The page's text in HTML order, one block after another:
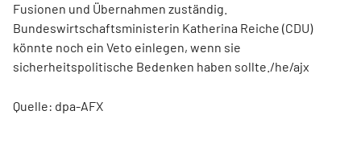
Fusionen und Übernahmen zuständig.
Bundeswirtschaftsministerin Katherina Reiche (CDU)
könnte noch ein Veto einlegen, wenn sie
sicherheitspolitische Bedenken haben sollte./he/ajx
Quelle: dpa-AFX